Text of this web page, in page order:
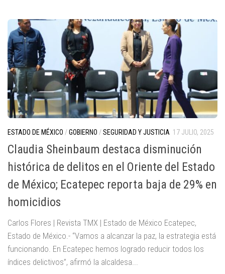
ESTADO DE MÉXICO /GOBIERNO /SEGURIDAD Y JUSTICIA 17 JULIO, 2025
Claudia Sheinbaum destaca disminución
histórica de delitos en el Oriente del Estado
de México; Ecatepec reporta baja de 29% en
homicidios
Carlos Flores | Revista TMX | Estado de México Ecatepec,
Estado de México.- “Vamos a alcanzar la paz, la estrategia está
funcionando. En Ecatepec hemos logrado reducir todos los
índices delictivos”, afirmó la alcaldesa...